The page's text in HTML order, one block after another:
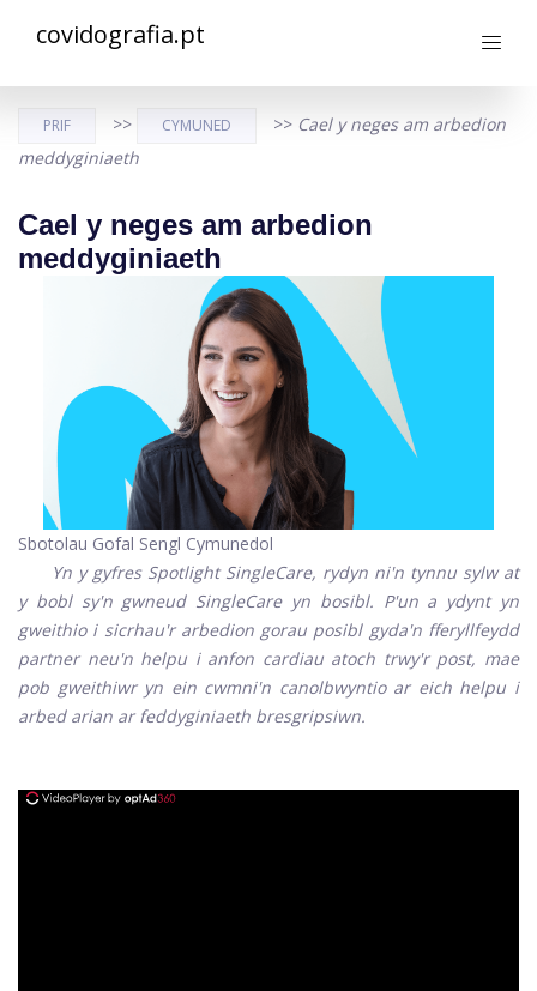
covidografia.pt
PRIF >> CYMUNED >> Cael y neges am arbedion
meddyginiaeth
Cael y neges am arbedion
meddyginiaeth
Sbotolau Gofal Sengl Cymunedol
Yn y gyfres Spotlight SingleCare, rydyn ni'n tynnu sylw at
y bobl sy'n gwneud SingleCare yn bosibl. P'un a ydynt yn
gweithio i sicrhau'r arbedion gorau posibl gyda'n fferyllfeydd
partner neu'n helpu i anfon cardiau atoch trwy'r post, mae
pob gweithiwr yn ein cwmni'n canolbwyntio ar eich helpu i
arbed arian ar feddyginiaeth bresgripsiwn.